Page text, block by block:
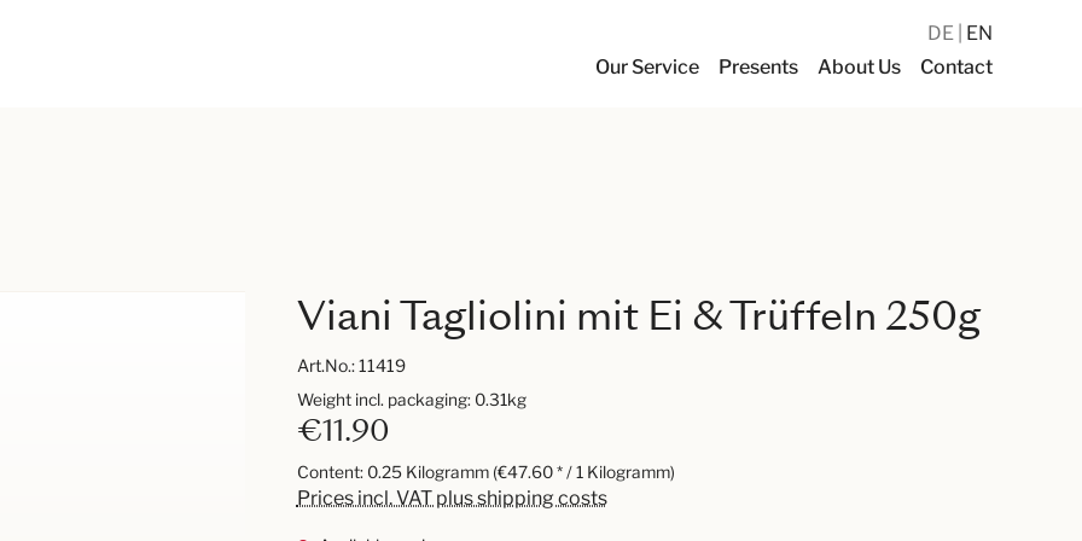
Our Service Presents About Us Contact
DE EN
Viani Tagliolini mit Ei & Trüffeln 250g
Art.No.:11419
€11.90
Content: 0.25 Kilogramm (€47.60 * / 1 Kilogramm)
Prices incl. VAT plus shipping costs
Weight incl. packaging: 0.31kg